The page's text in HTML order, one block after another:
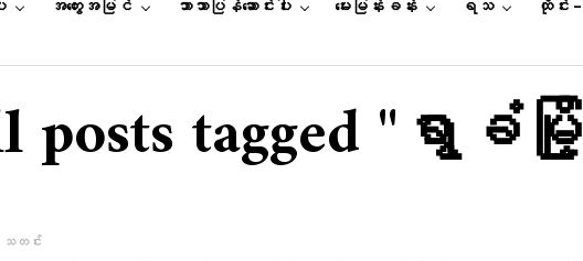
အတွေးအမြင် ဘာသာပြန်ဆောင်းပါး မေးမြန်းခန်း ရသ ထိုင်း –
posts tagged "ရွာခံ
သတင်း